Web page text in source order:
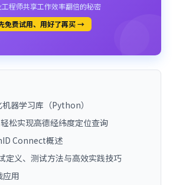
程师共享工作效率翻倍的秘密
免费试用、用好了再买 →
器学习库（Python）
松实现高德经纬度定位查询
Connect概述
定义、测试方法与高效实践技巧
应用